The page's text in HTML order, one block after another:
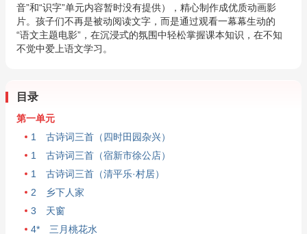
音”和“识字”单元内容暂时没有提供），精心制作成优质动画影
片。孩子们不再是被动阅读文字，而是通过观看一幕幕生动的
“语文主题电影”，在沉浸式的氛围中轻松掌握课本知识，在不知
不觉中爱上语文学习。
目录
第一单元
1 古诗词三首（四时田园杂兴）
1 古诗词三首（宿新市徐公店）
1 古诗词三首（清平乐·村居）
2 乡下人家
3 天窗
4* 三月桃花水